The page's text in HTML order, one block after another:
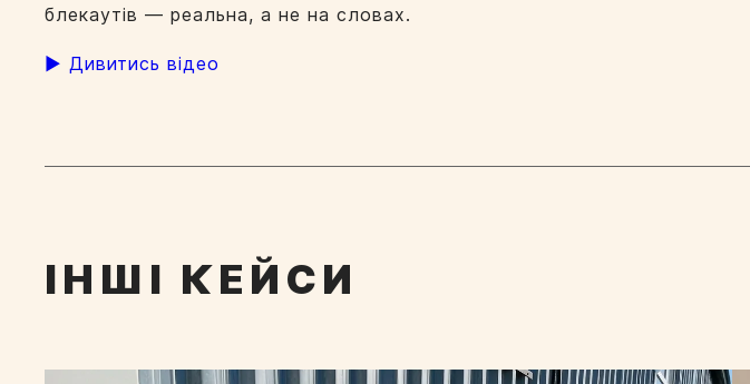
блекаутів — реальна, а не на словах.
▶ Дивитись відео
ІНШІ КЕЙСИ